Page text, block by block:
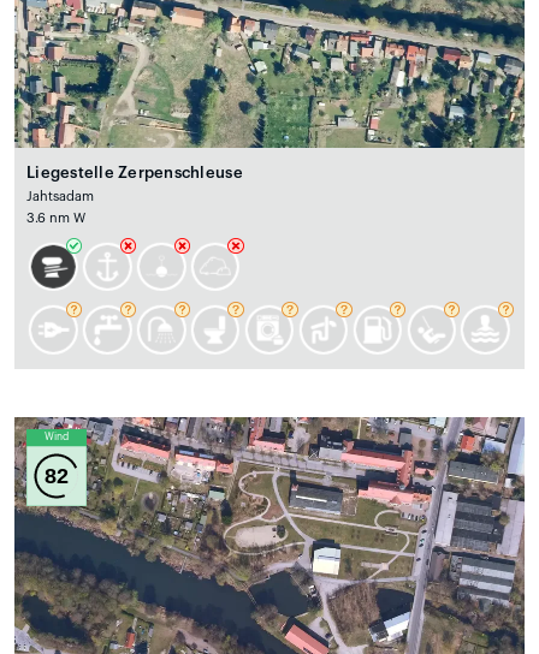
Liegestelle Zerpenschleuse
Jahtsadam
3.6 nm W
Wind
82